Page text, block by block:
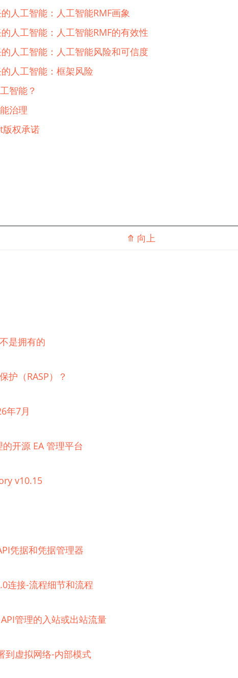
人工智能：人工智能RMF画象
人工智能：人工智能RMF的有效性
人工智能：人工智能风险和可信度
人工智能：框架风险
智能？
治理
版权承诺
⤊ 向上
是拥有的
护（RASP）？
年7月
开源 EA 管理平台
v10.15
凭据和凭据管理器
连接-流程细节和流程
管理的入站或出站流量
到虚拟网络-内部模式